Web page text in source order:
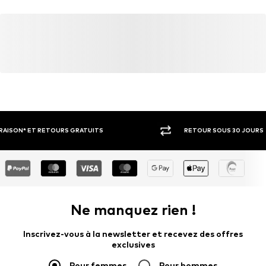
RETOUR SOUS 30 JOURS LARGE
Ne manquez rien !
Inscrivez-vous à la newsletter et recevez des offres
exclusives